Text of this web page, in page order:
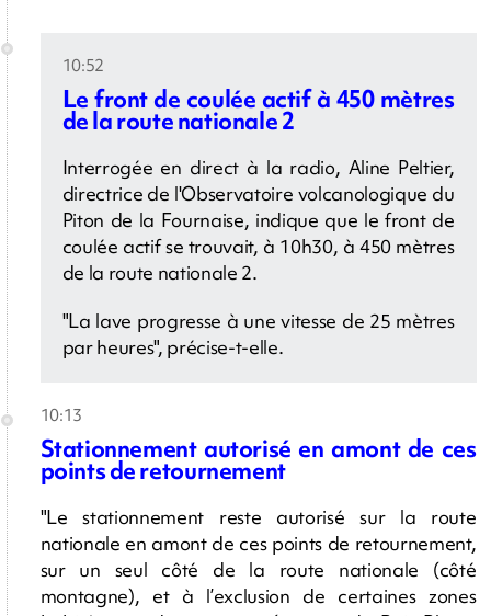
10:52
Le front de coulée actif à 450 mètres
de la route nationale 2
Interrogée en direct à la radio, Aline Peltier,
directrice de l'Observatoire volcanologique du
Piton de la Fournaise, indique que le front de
coulée actif se trouvait, à 10h30, à 450 mètres
de la route nationale 2.
"La lave progresse à une vitesse de 25 mètres
par heures", précise-t-elle.
10:13
Stationnement autorisé en amont de ces
points de retournement
"Le stationnement reste autorisé sur la route
nationale en amont de ces points de retournement,
sur un seul côté de la route nationale (côté
montagne), et à l’exclusion de certaines zones